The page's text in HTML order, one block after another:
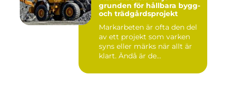
grunden för hållbara bygg-
och trädgårdsprojekt
Markarbeten är ofta den del
av ett projekt som varken
syns eller märks när allt är
klart. Ändå är de...